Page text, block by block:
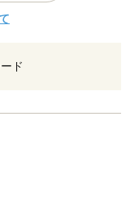
ド